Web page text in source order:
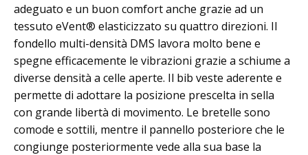
adeguato e un buon comfort anche grazie ad un
tessuto eVent® elasticizzato su quattro direzioni. Il
fondello multi-densità DMS lavora molto bene e
spegne efficacemente le vibrazioni grazie a schiume a
diverse densità a celle aperte. Il bib veste aderente e
permette di adottare la posizione prescelta in sella
con grande libertà di movimento. Le bretelle sono
comode e sottili, mentre il pannello posteriore che le
congiunge posteriormente vede alla sua base la